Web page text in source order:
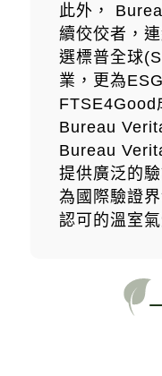
此外，
續佼佼者，
選標普全球
業，更為
FTSE4Good
Bureau
Bureau
提供廣泛的
為國際驗證
認可的溫室